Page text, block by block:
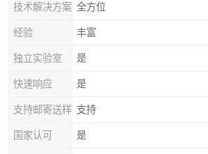
技术解决方案 全方位
经验 丰富
独立实验室 是
快速响应 是
支持邮寄送样 支持
国家认可 是